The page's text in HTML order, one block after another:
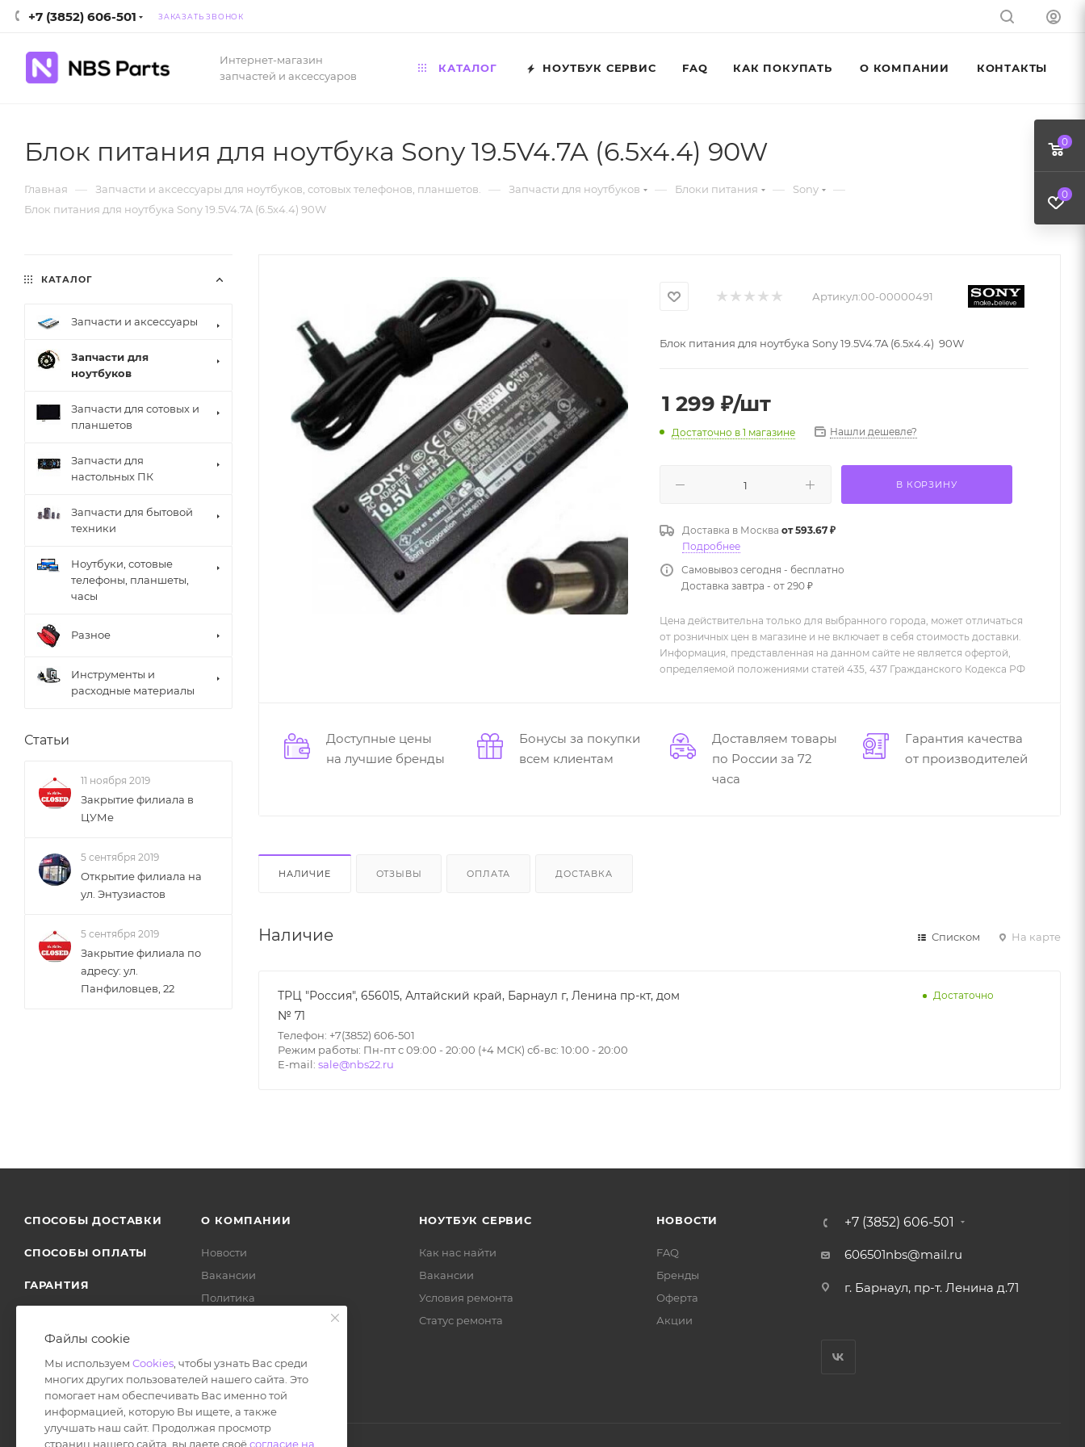
+7 (3852) 606-501 ЗАКАЗАТЬ ЗВОНОК
Интернет-магазин
запчастей и аксессуаров
КАТАЛОГ НОУТБУК СЕРВИС FAQ КАК ПОКУПАТЬ О КОМПАНИИ КОНТАКТЫ
Блок питания для ноутбука Sony 19.5V4.7A (6.5x4.4) 90W
Главная — Запчасти и аксессуары для ноутбуков, сотовых телефонов, планшетов. — Запчасти для ноутбуков — Блоки питания — Sony —
Блок питания для ноутбука Sony 19.5V4.7A (6.5x4.4) 90W
Артикул:00-00000491
Блок питания для ноутбука Sony 19.5V4.7A (6.5x4.4) 90W
1 299 ₽/шт
Достаточно в 1 магазине Нашли дешевле?
В КОРЗИНУ
Доставка в Москва от 593.67 ₽
Подробнее
Самовывоз сегодня - бесплатно
Доставка завтра - от 290 ₽
Цена действительна только для выбранного города, может отличаться
от розничных цен в магазине и не включает в себя стоимость доставки.
Информация, представленная на данном сайте не является офертой,
определяемой положениями статей 435, 437 Гражданского Кодекса РФ
Доступные цены
на лучшие бренды
Бонусы за покупки
всем клиентам
Доставляем товары
по России за 72
часа
Гарантия качества
от производителей
НАЛИЧИЕ ОТЗЫВЫ ОПЛАТА ДОСТАВКА
Наличие Списком На карте
ТРЦ "Россия", 656015, Алтайский край, Барнаул г, Ленина пр-кт, дом
№ 71
Телефон: +7(3852) 606-501
Режим работы: Пн-пт с 09:00 - 20:00 (+4 МСК) сб-вс: 10:00 - 20:00
E-mail: sale@nbs22.ru
Достаточно
КАТАЛОГ
Запчасти и аксессуары
Запчасти для
ноутбуков
Запчасти для сотовых и
планшетов
Запчасти для
настольных ПК
Запчасти для бытовой
техники
Ноутбуки, сотовые
телефоны, планшеты,
часы
Разное
Инструменты и
расходные материалы
Статьи
11 ноября 2019
Закрытие филиала в
ЦУМе
5 сентября 2019
Открытие филиала на
ул. Энтузиастов
5 сентября 2019
Закрытие филиала по
адресу: ул.
Панфиловцев, 22
СПОСОБЫ ДОСТАВКИ
СПОСОБЫ ОПЛАТЫ
ГАРАНТИЯ
О КОМПАНИИ
Новости
Вакансии
Политика
НОУТБУК СЕРВИС
Как нас найти
Вакансии
Условия ремонта
Статус ремонта
НОВОСТИ
FAQ
Бренды
Оферта
Акции
+7 (3852) 606-501
606501nbs@mail.ru
г. Барнаул, пр-т. Ленина д.71
0
0
Файлы cookie
Мы используем Cookies , чтобы узнать Вас среди
многих других пользователей нашего сайта. Это
помогает нам обеспечивать Вас именно той
информацией, которую Вы ищете, а также
улучшать наш сайт. Продолжая просмотр
страниц нашего сайта, вы даете своёсогласие на